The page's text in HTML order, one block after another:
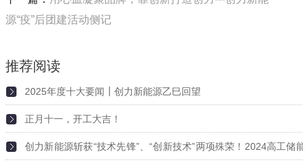
源“疫”后团建活动侧记
推荐阅读
2025年度十大要闻┃创力新能源乙巳回望
正月十一，开工大吉！
2025-03-06
创力新能源斩获“技术先锋”、“创新技术”两项殊荣！2024高工储